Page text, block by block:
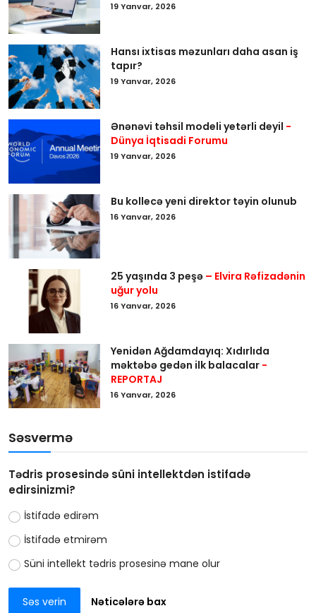
19 Yanvar, 2026
Hansı ixtisas məzunları daha asan iş
tapır?
19 Yanvar, 2026
Ənənəvi təhsil modeli yetərli deyil -
Dünya İqtisadi Forumu
19 Yanvar, 2026
Bu kollecə yeni direktor təyin olunub
16 Yanvar, 2026
25 yaşında 3 peşə – Elvira Rəfizadənin
uğur yolu
16 Yanvar, 2026
Yenidən Ağdamdayıq: Xıdırlıda
məktəbə gedən ilk balacalar -
REPORTAJ
16 Yanvar, 2026
Səsvermə
Tədris prosesində süni intellektdən istifadə
edirsinizmi?
İstifadə edirəm
İstifadə etmirəm
Süni intellekt tədris prosesinə mane olur
Səs verin Nəticələrə bax